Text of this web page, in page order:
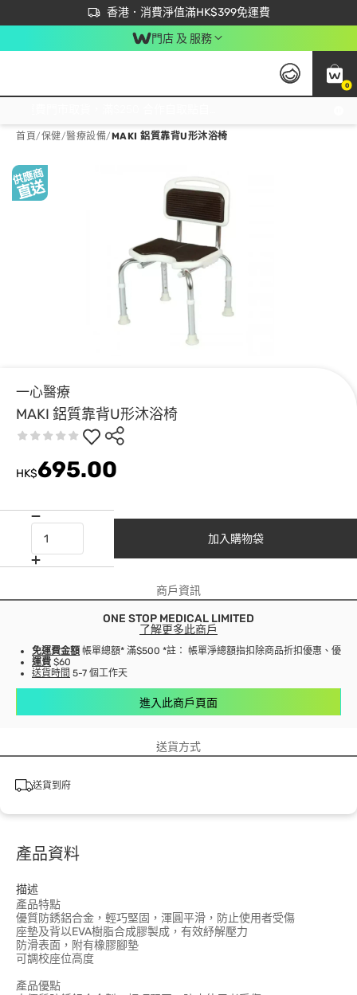
香港．消費淨值滿HK$399免運費
立即成為易賞錢會員盡享獨家優惠
首次APP下單買滿$450 輸入 NEWAPP 即減$50
門店 及 服務
0
首頁/保健/醫療設備/MAKI 鋁質靠背U形沐浴椅
一心醫療
MAKI 鋁質靠背U形沐浴椅
HK$695.00
加入購物袋
商戶資訊
ONE STOP MEDICAL LIMITED
了解更多此商戶
免運費金額 帳單總額* 滿$500 *註： 帳單淨總額指扣除商品折扣優惠、優惠
運費 $60
送貨時間 5-7 個工作天
進入此商戶頁面
送貨方式
送貨到府
產品資料
描述
產品特點
優質防銹鋁合金，輕巧堅固，渾圓平滑，防止使用者受傷
座墊及背以EVA樹脂合成膠製成，有效紓解壓力
防滑表面，附有橡膠腳墊
可調校座位高度
產品優點